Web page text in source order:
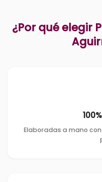
¿Por qué elegir
Elaboradas a mano